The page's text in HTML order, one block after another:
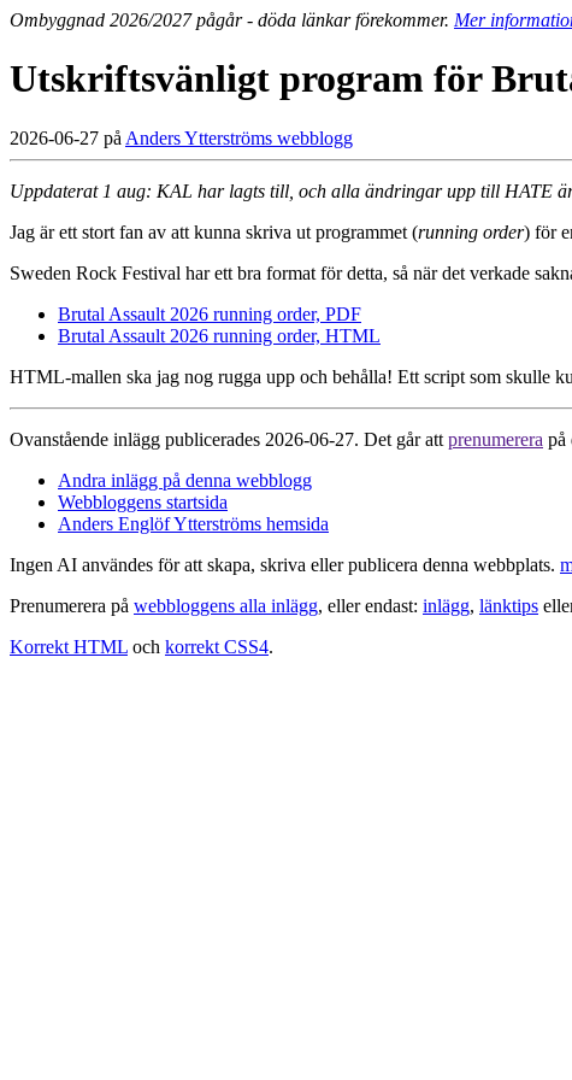
Ombyggnad 2026/2027 pågår - döda länkar förekommer. Mer
Utskriftsvänligt program för
2026-06-27 på Anders Ytterströms webblogg
Uppdaterat 1 aug: KAL har lagts till, och alla ändringar upp till HATE
Jag är ett stort fan av att kunna skriva ut programmet (running order) för
Sweden Rock Festival har ett bra format för detta, så när det verkade
Brutal Assault 2026 running order, PDF
Brutal Assault 2026 running order, HTML
HTML-mallen ska jag nog rugga upp och behålla! Ett script som skulle
Ovanstående inlägg publicerades 2026-06-27. Det går att prenumerera på
Andra inlägg på denna webblogg
Webbloggens startsida
Anders Englöf Ytterströms hemsida
Ingen AI användes för att skapa, skriva eller publicera denna webbplats.
Prenumerera på webbloggens alla inlägg, eller endast: inlägg, länktips
Korrekt HTML och korrekt CSS4.